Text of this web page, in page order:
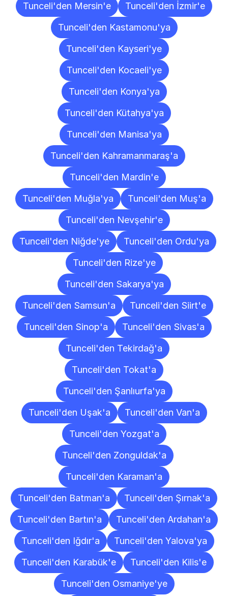
Tunceli'den Mersin'e
Tunceli'den İzmir'e
Tunceli'den Kastamonu'ya
Tunceli'den Kayseri'ye
Tunceli'den Kocaeli'ye
Tunceli'den Konya'ya
Tunceli'den Kütahya'ya
Tunceli'den Manisa'ya
Tunceli'den Kahramanmaraş'a
Tunceli'den Mardin'e
Tunceli'den Muğla'ya
Tunceli'den Muş'a
Tunceli'den Nevşehir'e
Tunceli'den Niğde'ye
Tunceli'den Ordu'ya
Tunceli'den Rize'ye
Tunceli'den Sakarya'ya
Tunceli'den Samsun'a
Tunceli'den Siirt'e
Tunceli'den Sinop'a
Tunceli'den Sivas'a
Tunceli'den Tekirdağ'a
Tunceli'den Tokat'a
Tunceli'den Şanlıurfa'ya
Tunceli'den Uşak'a
Tunceli'den Van'a
Tunceli'den Yozgat'a
Tunceli'den Zonguldak'a
Tunceli'den Karaman'a
Tunceli'den Batman'a
Tunceli'den Şırnak'a
Tunceli'den Bartın'a
Tunceli'den Ardahan'a
Tunceli'den Iğdır'a
Tunceli'den Yalova'ya
Tunceli'den Karabük'e
Tunceli'den Kilis'e
Tunceli'den Osmaniye'ye